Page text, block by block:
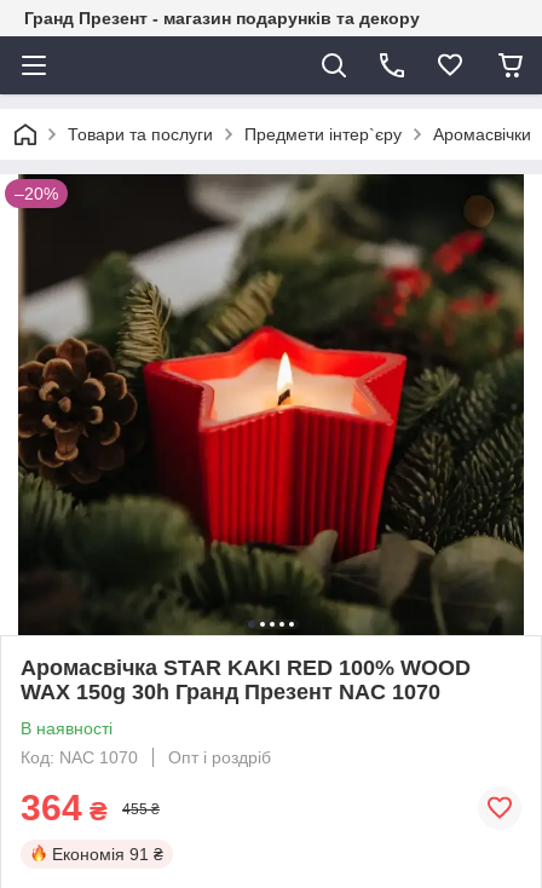
Гранд Презент - магазин подарунків та декору
Товари та послуги Предмети інтер`єру Аромасвічки
–20%
Аромасвічка STAR KAKI RED 100% WOOD
WAX 150g 30h Гранд Презент NAC 1070
В наявності
Код: NAC 1070
Опт і роздріб
364 ₴ 455 ₴
Економія 91 ₴